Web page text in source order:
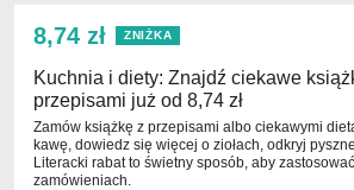
8,74 zł ZNIŻKA
Kuchnia i diety: Znajdź ciekawe
przepisami już od 8,74 zł
Zamów książkę z przepisami albo ciekawymi
kawę, dowiedz się więcej o ziołach, odkryj
Literacki rabat to świetny sposób, aby
zamówieniach.